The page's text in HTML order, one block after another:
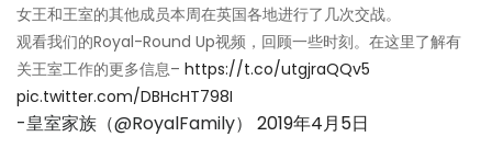
女王和王室的其他成员本周在英国各地进行了几次交战。
观看我们的Royal-Round Up视频，回顾一些时刻。在这里了解有
关王室工作的更多信息– https://t.co/utgjraQQv5
pic.twitter.com/DBHcHT798I
-皇室家族（@RoyalFamily） 2019年4月5日